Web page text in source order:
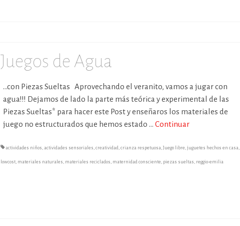
Juegos de Agua
…con Piezas Sueltas Aprovechando el veranito, vamos a jugar con
agua!!! Dejamos de lado la parte más teórica y experimental de las
Piezas Sueltas* para hacer este Post y enseñaros los materiales de
juego no estructurados que hemos estado …Continuar
actividades niños ,actividades sensoriales ,creatividad,crianza respetuosa,Juego libre ,juguetes hechos en casa,
lowcost, materiales naturales , materiales reciclados , maternidad consciente , piezas sueltas , reggio-emilia